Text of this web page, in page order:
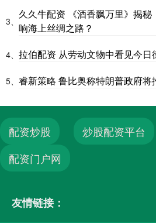
3、
久久牛配资 《酒香飘万里》揭
响海上丝绸之路？
4、 拉伯配资 从劳动文物中看见今日
5、 睿新策略 鲁比奥称特朗普政府将
配资炒股 炒股配资平台
配资门户网
友情链接：